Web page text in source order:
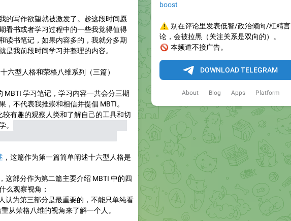
boost
⚠️别在评论里发表低智/政治倾向/杠精言
论，会被拉黑（关注关系是双向的）。
🚫本频道不接广告。
DOWNLOAD TELEGRAM
About Blog Apps Platform
的写作欲望就被激发了。趁这段时间愿
看书或者学习过程中的一些我觉得值得
读书笔记，如果内容多的，我就分多期
是我前段时间学习并整理的内容。
六型人格和荣格八维系列（三篇）
MBTI 学习笔记，学习内容一共会分三期
，不代表我推崇和相信并提倡 MBTI。
较有趣的观察人类和了解自己的工具和切
。
，这篇作为第一篇简单阐述十六型人格是
，这部分作为第二篇主要介绍 MBTI 中的四
么观察视角；
认为第三部分是最重要的，不能只单纯看
从荣格八维的视角来了解一个人。